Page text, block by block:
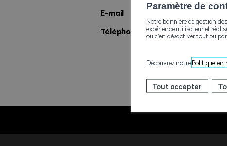
E-mail
Téléphone
Paramètre de
Notre bannière de gestion
expérience utilisateur et
ou d’en désactiver tout ou
Découvrez notre Politique en
Tout accepter